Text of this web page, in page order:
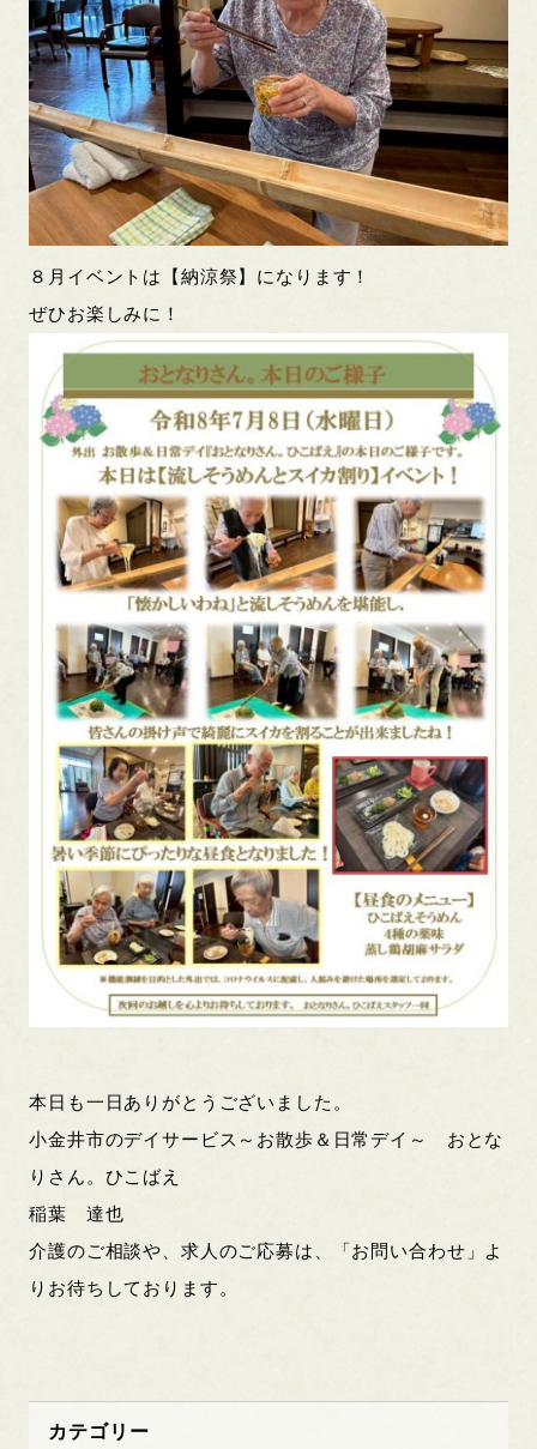
８月イベントは【納涼祭】になります！
ぜひお楽しみに！
本日も一日ありがとうございました。
小金井市のデイサービス～お散歩＆日常デイ～ おとな
りさん。ひこばえ
稲葉 達也
介護のご相談や、求人のご応募は、「お問い合わせ」よ
りお待ちしております。
カテゴリー